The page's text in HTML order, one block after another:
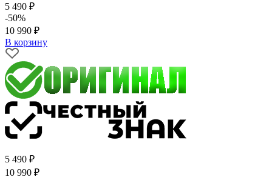
5 490 ₽
-50%
10 990 ₽
В корзину
5 490 ₽
10 990 ₽